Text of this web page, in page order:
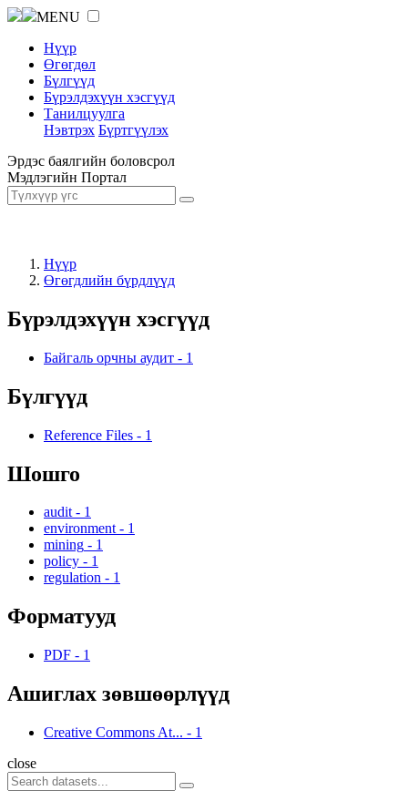
MENU
Нүүр
Өгөгдөл
Бүлгүүд
Бүрэлдэхүүн хэсгүүд
Танилцуулга
Нэвтрэх Бүртгүүлэх
Эрдэс баялгийн боловсрол
Мэдлэгийн Портал
Нүүр
Өгөгдлийн бүрдлүүд
Бүрэлдэхүүн хэсгүүд
Байгаль орчны аудит - 1
Бүлгүүд
Reference Files - 1
Шошго
audit - 1
environment - 1
mining - 1
policy - 1
regulation - 1
Форматууд
PDF - 1
Ашиглах зөвшөөрлүүд
Creative Commons At... - 1
close